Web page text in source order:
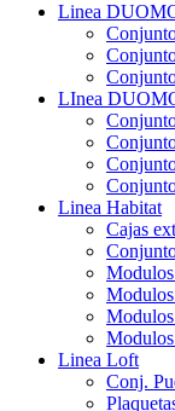
Linea
LInea
Linea Habitat
Cajas
Linea Loft
Conj.